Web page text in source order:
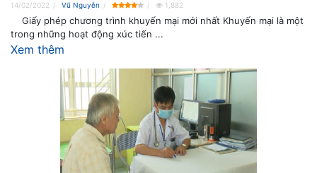
14/02/2022 Vũ Nguyễn 1,882
Giấy phép chương trình khuyến mại mới nhất Khuyến mại là một
trong những hoạt động xúc tiến ...
Xem thêm